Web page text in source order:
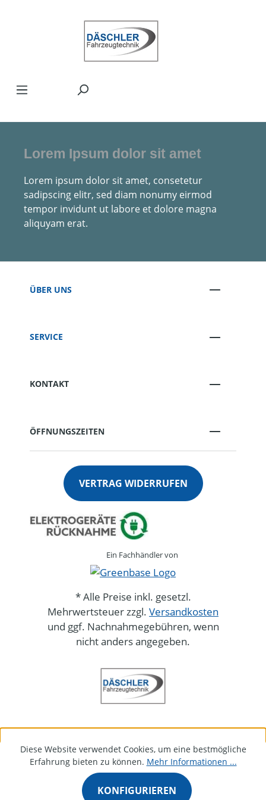
Lorem Ipsum dolor sit amet
Lorem ipsum dolor sit amet, consetetur
sadipscing elitr, sed diam nonumy eirmod
tempor invidunt ut labore et dolore magna
aliquyam erat.
ÜBER UNS
SERVICE
KONTAKT
ÖFFNUNGSZEITEN
VERTRAG WIDERRUFEN
Ein Fachhändler von
* Alle Preise inkl. gesetzl.
Mehrwertsteuer zzgl. Versandkosten
und ggf. Nachnahmegebühren, wenn
nicht anders angegeben.
Diese Website verwendet Cookies, um eine bestmögliche
Erfahrung bieten zu können. Mehr Informationen ...
KONFIGURIEREN